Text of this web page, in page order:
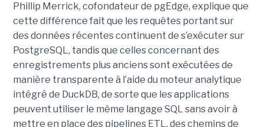
Phillip Merrick, cofondateur de pgEdge, explique que
cette différence fait que les requêtes portant sur
des données récentes continuent de s’exécuter sur
PostgreSQL, tandis que celles concernant des
enregistrements plus anciens sont exécutées de
manière transparente à l’aide du moteur analytique
intégré de DuckDB, de sorte que les applications
peuvent utiliser le même langage SQL sans avoir à
mettre en place des pipelines ETL, des chemins de